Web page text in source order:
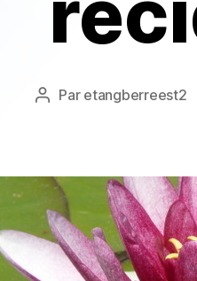
Auteur
Par etangberreest2